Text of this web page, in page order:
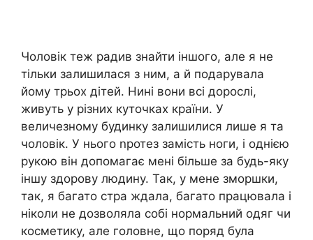
Чоловік теж радив знайти іншого, але я не
тільки залишилася з ним, а й подарувала
йому трьох дітей. Нині вони всі дорослі,
живуть у різних куточках країни. У
величезному будинку залишилися лише я та
чоловік. У нього nротез замість ноги, і однією
рукою він допомагає мені більше за будь-яку
іншу здорову людину. Так, у мене зморшки,
так, я багато стра ждала, багато працювала і
ніколи не дозволяла собі нормальний одяг чи
косметику, але головне, що поряд була